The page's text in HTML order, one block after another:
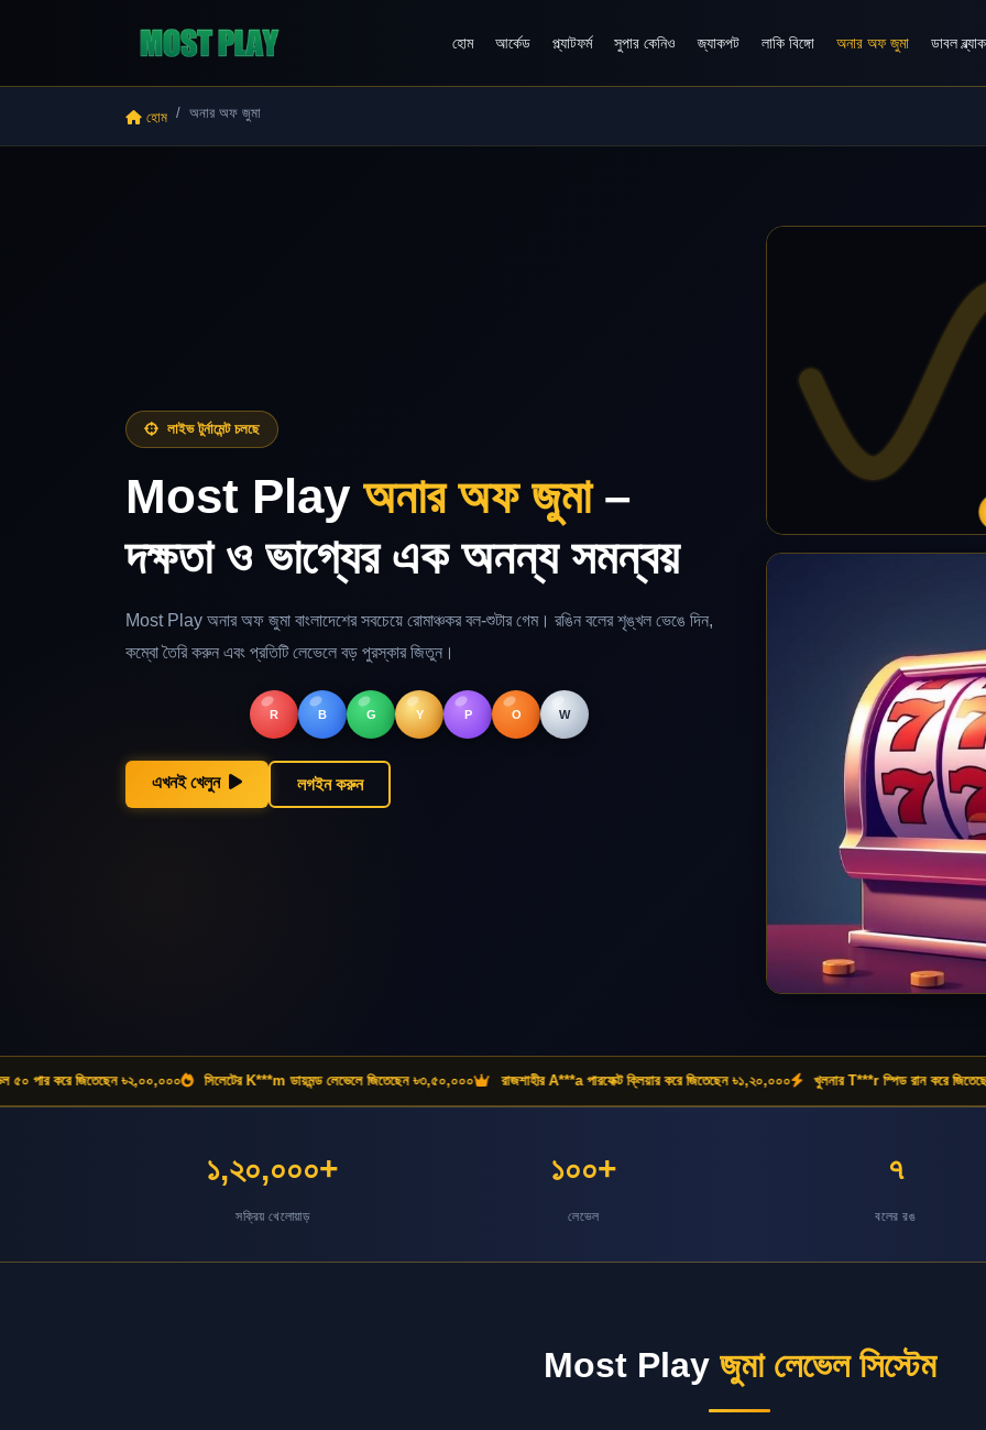
হোম আর্কেড প্ল্যাটফর্ম সুপার কেনিও জ্যাকপট লাকি বিঙ্গো অনার অফ জুমা ডাবল
হোম অনার অফ জুমা
লাইভ টুর্নামেন্ট চলছে
Most Play অনার অফ জুমা–
দক্ষতা ও ভাগ্যের এক অনন্য সমন্বয়
Most Play অনার অফ জুমা বাংলাদেশের সবচেয়ে রোমাঞ্চকর বল-শুটার গেম। রঙিন বলের শৃঙ্খল ভেঙে দিন,
কম্বো তৈরি করুন এবং প্রতিটি লেভেলে বড় পুরস্কার জিতুন।
R B G Y P O W
এখনই খেলুন লগইন করুন
করে জিতেছেন ৳২,০০,০০০ সিলেটের K***m ডায়মন্ড লেভেলে জিতেছেন ৳৩,৫০,০০০ রাজশাহীর A***a পারফেক্ট ক্লিয়ার করে জিতেছেন ৳১,২০,০০০ খুলনার T***r স্পিড রান করে জিতেছেন
১,২০,০০০+
সক্রিয় খেলোয়াড়
১০০+
লেভেল
৭
বলের রঙ
Most Play জুমা লেভেল সিস্টেম